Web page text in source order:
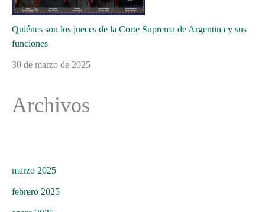
Quiénes son los jueces de la Corte Suprema de Argentina y sus
funciones
30 de marzo de 2025
Archivos
marzo 2025
febrero 2025